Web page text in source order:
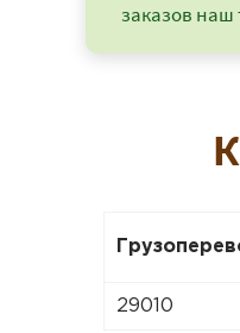
заказов наш
29010